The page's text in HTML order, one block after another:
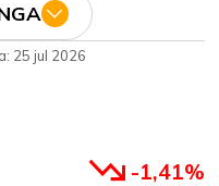
25 jul 2026
-1,41%